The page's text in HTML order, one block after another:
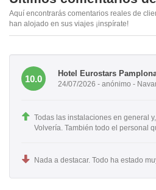
Aquí encontrarás comentarios reales de
han alojado en sus viajes ¡inspírate!
10.0
Hotel Eurostars
24/07/2026 - anónimo -
Todas las instalaciones en general
Volvería. También todo el personal
Nada a destacar. Todo ha estado